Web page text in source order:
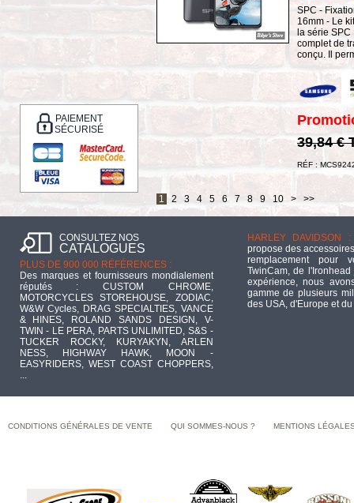
PAIEMENT
SÉCURISÉ
SPC -
16mm - Le
la série
complet de
conçu. Il
39,84 €
RÉF :
1 2 3 4 5 6 7 8 9 10 > >>
CONSULTEZ NOS
CATALOGUES
PLUS DE 900 000 RÉFÉRENCES :
Des marques et fournisseurs mondialement
réputés : CUSTOM CHROME,
MOTORCYCLES STOREHOUSE, ZODIAC,
W&W Cycles, DRAG SPECIALTIES, VANCE
& HINES, ROLAND SANDS DESIGN, V-
TWIN - LE PERA, PARTS UNLIMITED, S&S -
TUCKER ROCKY, KURYAKYN, ARLEN
NESS, HIGHWAY HAWK, MOON -
EASYRIDERS, WEST COAST CHOPPERS,
...
HARLEY DAVIDSON :
propose des
remplacement pour
TwinCam, de
expérience, nous
gamme de plusieurs
des USA, d'Europe et
CONDITIONS GÉNÉRALES DE VENTE QUI SOMMES-NOUS ? MENTIONS